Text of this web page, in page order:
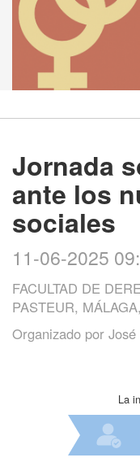
Jornada
ante los
sociales
11-06-2025
FACULTAD DE
PASTEUR,
Organizado por
La